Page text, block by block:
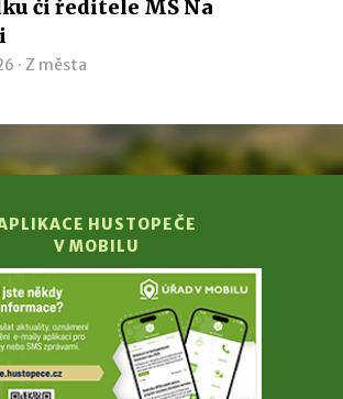
či ředitele MŠ Na
· Z města
HUSTOPEČE
V MOBILU